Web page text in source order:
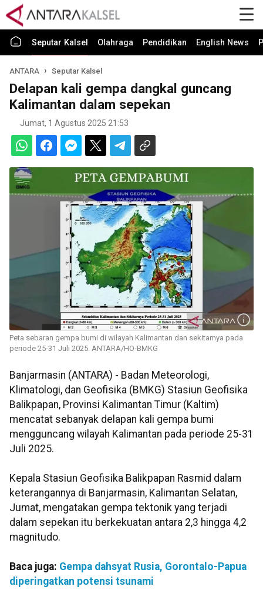
Seputar Kalsel Olahraga Pendidikan English News
ANTARA Seputar Kalsel
Delapan kali gempa dangkal guncang
Kalimantan dalam sepekan
Jumat, 1 Agustus 2025 21:53
Peta sebaran gempa bumi di wilayah Kalimantan dan sekitarnya pada
periode 25-31 Juli 2025. ANTARA/HO-BMKG
Banjarmasin (ANTARA) - Badan Meteorologi,
Klimatologi, dan Geofisika (BMKG) Stasiun Geofisika
Balikpapan, Provinsi Kalimantan Timur (Kaltim)
mencatat sebanyak delapan kali gempa bumi
mengguncang wilayah Kalimantan pada periode 25-31
Juli 2025.
Kepala Stasiun Geofisika Balikpapan Rasmid dalam
keterangannya di Banjarmasin, Kalimantan Selatan,
Jumat, mengatakan gempa tektonik yang terjadi
dalam sepekan itu berkekuatan antara 2,3 hingga 4,2
magnitudo.
Baca juga: Gempa dahsyat Rusia, Gorontalo-Papua
diperingatkan potensi tsunami